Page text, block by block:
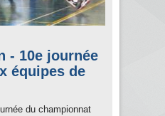
- 10e journée
équipes de
du championnat